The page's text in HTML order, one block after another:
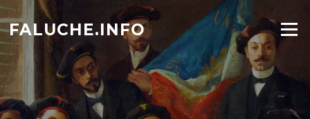
Aller
au
contenu
FALUCHE.INFO Menu